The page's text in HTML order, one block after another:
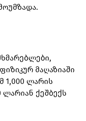
ფიზიკურ მაღაზიაში
1,000 ლარის
ლარიან ქეშბექს